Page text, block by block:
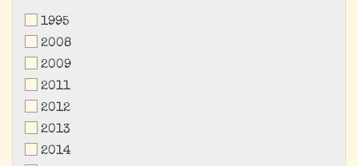
1995
2008
2009
2011
2012
2013
2014